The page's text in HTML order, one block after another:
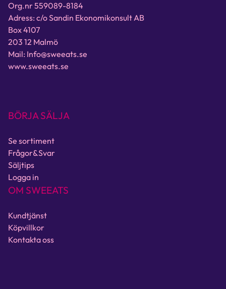
Org.nr 559089-8184
Adress: c/o Sandin Ekonomikonsult AB
Box 4107
203 12 Malmö
Mail: Info@sweeats.se
www.sweeats.se
BÖRJA SÄLJA
Se sortiment
Frågor&Svar
Säljtips
Logga in
OM SWEEATS
Kundtjänst
Köpvillkor
Kontakta oss